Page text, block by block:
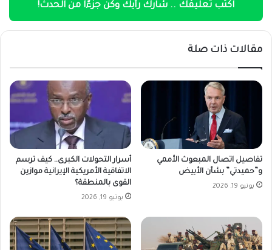
اكتب تعليقك .. شارك رأيك وكن جزءًا من الحدث!
مقالات ذات صلة
تفاصيل اتصال المبعوث الأممي
و”حميدتي” بشأن الأبيض
يونيو 19, 2026
أسرار التحولات الكبرى.. كيف ترسم
الاتفاقية الأمريكية الإيرانية موازين
القوى بالمنطقة؟
يونيو 19, 2026